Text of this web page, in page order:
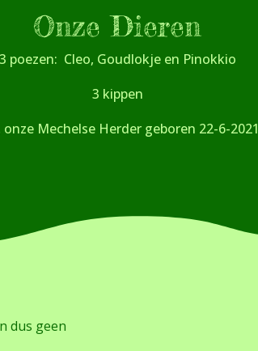
Onze Dieren
3 poezen: Cleo, Goudlokje en Pinokkio
3 kippen
onze Mechelse Herder geboren 22-6-2021
dus geen